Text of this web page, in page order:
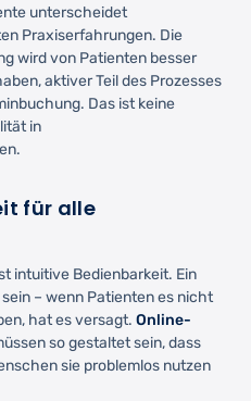
unterscheidet
Praxiserfahrungen. Die
wird von Patienten besser
aktiver Teil des Prozesses
Das ist keine
in
für alle
intuitive Bedienbarkeit. Ein
– wenn Patienten es nicht
hat es versagt. Online-
so gestaltet sein, dass
sie problemlos nutzen